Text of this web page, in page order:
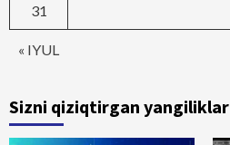
« IYUL
31
Sizni qiziqtirgan yangiliklar